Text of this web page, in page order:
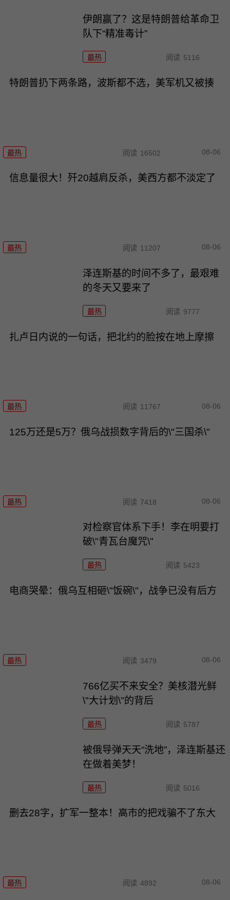
伊朗赢了？这是特朗普给革命卫
队下“精准毒计”
最热 阅读 5116
特朗普扔下两条路，波斯都不选，美军机又被揍
最热 阅读 16502 08-06
信息量很大！歼20越肩反杀，美西方都不淡定了
最热 阅读 11207 08-06
泽连斯基的时间不多了，最艰难
的冬天又要来了
最热 阅读 9777
扎卢日内说的一句话，把北约的脸按在地上摩擦
最热 阅读 11767 08-06
125万还是5万？俄乌战损数字背后的\"三国杀\"
最热 阅读 7418 08-06
对检察官体系下手！李在明要打
破\"青瓦台魔咒\"
最热 阅读 5423
电商哭晕：俄乌互相砸\"饭碗\"，战争已没有后方
最热 阅读 3479 08-06
766亿买不来安全？美核潜光鲜
\"大计划\"的背后
最热 阅读 5787
被俄导弹天天“洗地”，泽连斯基还
在做着美梦！
最热 阅读 5016
删去28字，扩军一整本！高市的把戏骗不了东大
最热 阅读 4892 08-06